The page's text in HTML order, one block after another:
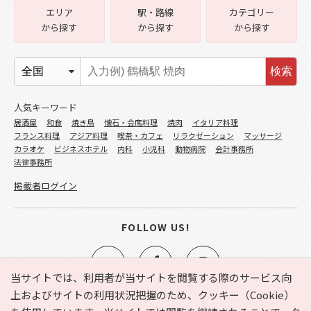
当サイトでは、利用者が当サイトを閲覧する際のサービス向
上およびサイトの利用状況把握のため、クッキー（Cookie）
エリア
から探す
駅・路線
から探す
カテゴリー
から探す
検索
人気キーワード
居酒屋 和食 焼き鳥 懐石・会席料理 焼肉
イタリア料理
フランス料理
アジア料理 喫茶・カフェ リラクゼーション
マッサージ
カラオケ
ビジネスホテル 内科 小児科 動物病院
会計事務所
法律事務所
掲載者ログイン
FOLLOW US!